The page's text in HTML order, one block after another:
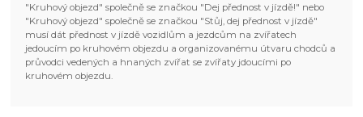
"Kruhový objezd" společně se značkou "Dej přednost v jízdě!" nebo
"Kruhový objezd" společně se značkou "Stůj, dej přednost v jízdě"
musí dát přednost v jízdě vozidlům a jezdcům na zvířatech
jedoucím po kruhovém objezdu a organizovanému útvaru chodců a
průvodci vedených a hnaných zvířat se zvířaty jdoucími po
kruhovém objezdu.